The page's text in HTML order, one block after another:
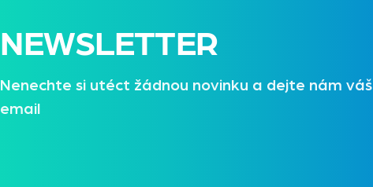
NEWSLETTER
Nenechte si utéct žádnou novinku a dejte nám váš
email